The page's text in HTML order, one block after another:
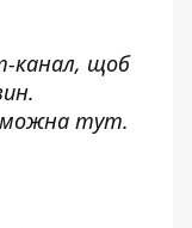
канал, щоб
можна тут.